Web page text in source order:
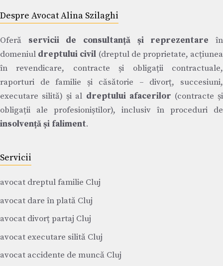
Despre Avocat Alina Szilaghi
Oferă servicii de consultanță și reprezentare în
domeniul dreptului civil (dreptul de proprietate, acțiunea
în revendicare, contracte și obligații contractuale,
raporturi de familie și căsătorie – divorț, succesiuni,
executare silită) și al dreptului afacerilor (contracte și
obligații ale profesioniștilor), inclusiv în proceduri de
insolvență și faliment.
Servicii
avocat dreptul familie Cluj
avocat dare în plată Cluj
avocat divorț partaj Cluj
avocat executare silită Cluj
avocat accidente de muncă Cluj